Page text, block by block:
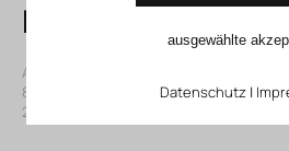
Mini-Schlitten
Artikelnummer: 118078831
8078831
ECLASS-Code (9.0)
27290801
ausgewählte
Datenschutz |